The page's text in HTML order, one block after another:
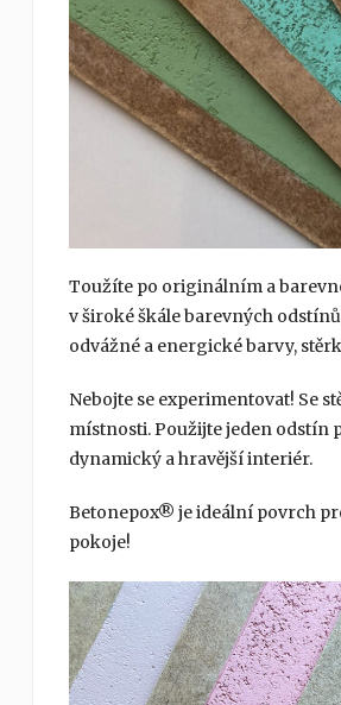
Toužíte po originálním a
v široké škále barevných
odvážné a energické barvy,
Nebojte se experimentovat! Se
místnosti. Použijte jeden odstín
dynamický a hravější interiér.
Betonepox® je ideální povrch
pokoje!